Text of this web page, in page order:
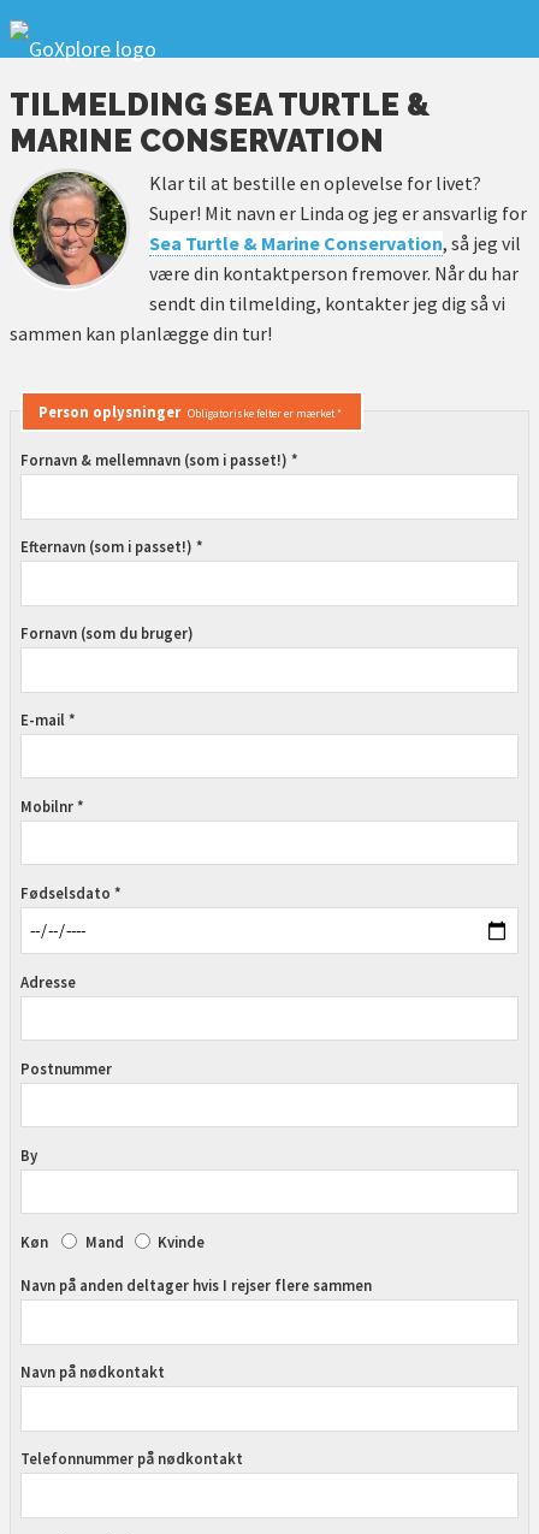
TILMELDING SEA TURTLE &
MARINE CONSERVATION
Klar til at bestille en oplevelse for livet?
Super! Mit navn er Linda og jeg er ansvarlig for
Sea Turtle & Marine Conservation, så jeg vil
være din kontaktperson fremover. Når du har
sendt din tilmelding, kontakter jeg dig så vi
sammen kan planlægge din tur!
Person oplysninger Obligatoriske felter er mærket *
Fornavn & mellemnavn (som i passet!) *
Efternavn (som i passet!) *
Fornavn (som du bruger)
E-mail *
Mobilnr *
Fødselsdato *
Adresse
Postnummer
By
Køn Mand Kvinde
Navn på anden deltager hvis I rejser flere sammen
Navn på nødkontakt
Telefonnummer på nødkontakt